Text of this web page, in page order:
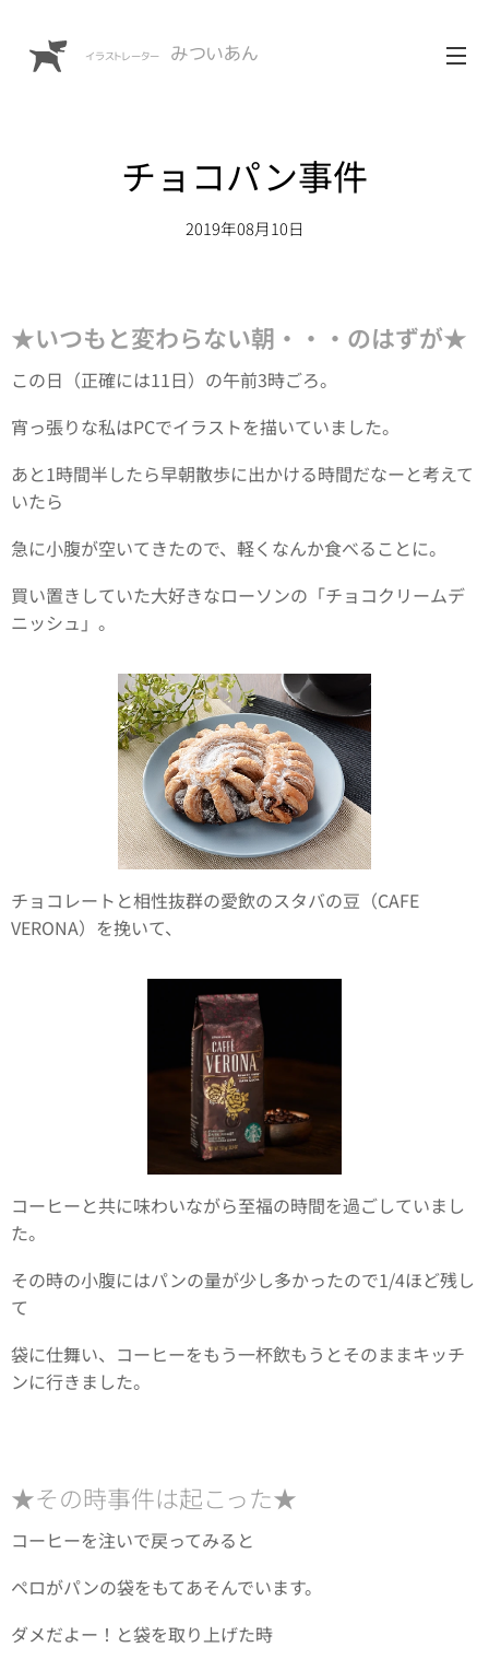
イラストレーター みついあん
チョコパン事件
2019年08月10日
★いつもと変わらない朝・・・のはずが★
この日（正確には11日）の午前3時ごろ。
宵っ張りな私はPCでイラストを描いていました。
あと1時間半したら早朝散歩に出かける時間だなーと考えて
いたら
急に小腹が空いてきたので、軽くなんか食べることに。
買い置きしていた大好きなローソンの「チョコクリームデ
ニッシュ」。
チョコレートと相性抜群の愛飲のスタバの豆（CAFE
VERONA）を挽いて、
コーヒーと共に味わいながら至福の時間を過ごしていまし
た。
その時の小腹にはパンの量が少し多かったので1/4ほど残し
て
袋に仕舞い、コーヒーをもう一杯飲もうとそのままキッチ
ンに行きました。
★その時事件は起こった★
コーヒーを注いで戻ってみると
ペロがパンの袋をもてあそんでいます。
ダメだよー！と袋を取り上げた時